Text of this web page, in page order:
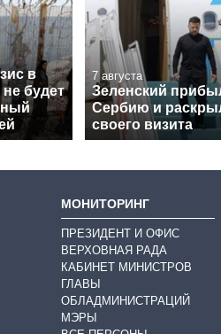
в
будет
7 августа
Зеленский
Сербию и
своего визита
МОНИТОРИНГ
ПРЕЗИДЕНТ И ОФИС
ВЕРХОВНАЯ РАДА
КАБИНЕТ МИНИСТРОВ
ГЛАВЫ
ОБЛАДМИНИСТРАЦИЙ
МЭРЫ